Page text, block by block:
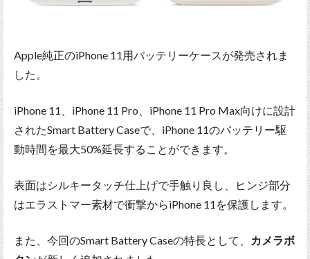
Apple純正のiPhone 11用バッテリーケースが発売されま
した。
iPhone 11、iPhone 11 Pro、iPhone 11 Pro Max向けに設計
されたSmart Battery Caseで、iPhone 11のバッテリー駆
動時間を最大50%延長することができます。
表面はシルキータッチ仕上げで手触り良し、ヒンジ部分
はエラストマー素材で衝撃からiPhone 11を保護します。
また、今回のSmart Battery Caseの特長として、
カメラボ